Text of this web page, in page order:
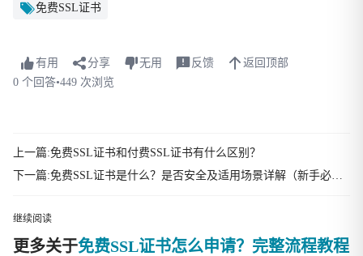
免费SSL证书
有用 分享 无用 反馈
返回顶部
0 个回答•449 次浏览
上一篇:免费SSL证书和付费SSL证书有什么区别？
继续阅读
更多关于免费SSL证书怎么申请？完整流程教程